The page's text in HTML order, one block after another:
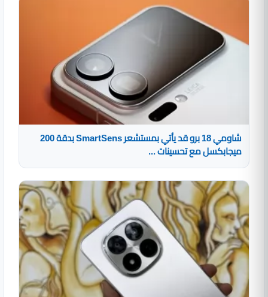
شاومي 18 برو قد يأتي بمستشعر SmartSens بدقة 200
ميجابكسل مع تحسينات ...